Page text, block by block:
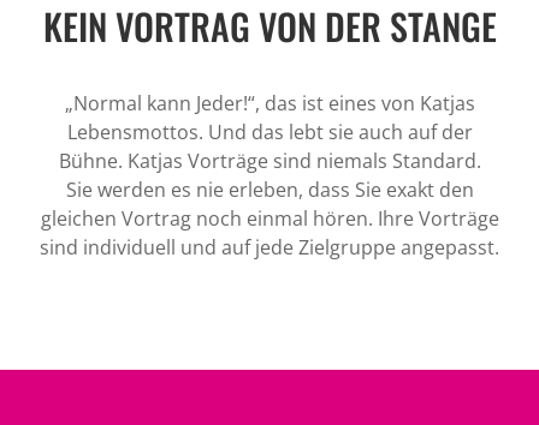
KEIN VORTRAG VON DER STANGE
„Normal kann Jeder!“, das ist eines von Katjas
Lebensmottos. Und das lebt sie auch auf der
Bühne. Katjas Vorträge sind niemals Standard.
Sie werden es nie erleben, dass Sie exakt den
gleichen Vortrag noch einmal hören. Ihre Vorträge
sind individuell und auf jede Zielgruppe angepasst.